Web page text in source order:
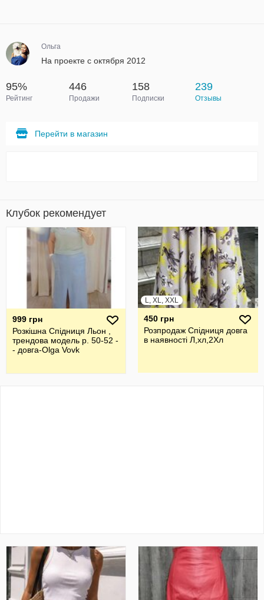
Ольга
На проекте с октября 2012
95%
Рейтинг
446
Продажи
158
Подписки
239
Отзывы
Перейти в магазин
Клубок рекомендует
999 грн
Розкішна Спідниця Льон ,
трендова модель р. 50-52 -
- довга-Olga Vovk
L, XL, XXL
450 грн
Розпродаж Спідниця довга
в наявності Л,хл,2Хл